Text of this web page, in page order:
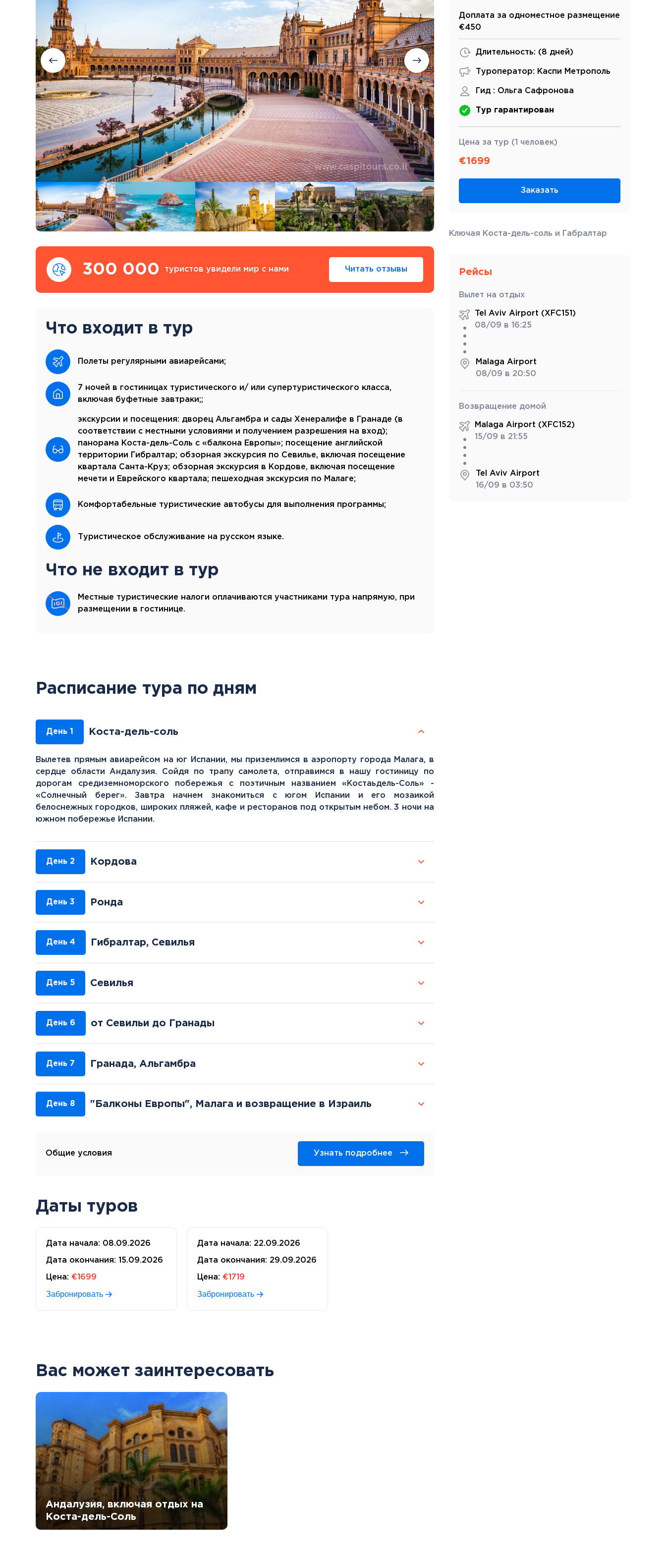
Германия
Грузия
Дания
Ирландия
Исландия
Испания
Смотреть все
Япония
Смотреть все
Болгария
Велинград
Грузия
Боржоми
Израиль
Ирландия
Исландия
Испания
Италия
Канада
Карибы
Кипр
Латвия
Литва
Мадейра
Мальта
Норвегия
Польша
Португалия
Сардиния
Сицилия
Словакия
Тенерифе
Полярный Круг
Северная Америка
Канарские острова
Смотреть все
Арктические круизы
300 000 туристов увидели мир с нами Читать отзывы
Что входит в тур
Полеты регулярными авиарейсами;
7 ночей в гостиницах туристического и/ или супертуристического класса,
включая буфетные завтраки;;
экскурсии и посещения: дворец Альгамбра и сады Хенералифе в Гранаде (в
соответствии с местными условиями и получением разрешения на вход);
панорама Коста-дель-Соль с «балкона Европы»; посещение английской
территории Гибралтар; обзорная экскурсия по Севилье, включая посещение
квартала Санта-Круз; обзорная экскурсия в Кордове, включая посещение
мечети и Еврейского квартала; пешеходная экскурсия по Малаге;
Комфортабельные туристические автобусы для выполнения программы;
Туристическое обслуживание на русском языке.
Что не входит в тур
Местные туристические налоги оплачиваются участниками тура напрямую, при
размещении в гостинице.
Расписание тура по дням
День 1 Коста-дель-соль
Вылетев прямым авиарейсом на юг Испании, мы приземлимся в аэропорту города Малага, в
сердце области Андалузия. Сойдя по трапу самолета, отправимся в нашу гостиницу по
дорогам средиземноморского побережья с поэтичным названием «Костаьдель-Соль» -
«Солнечный берег». Завтра начнем знакомиться с югом Испании и его мозаикой
белоснежных городков, широких пляжей, кафе и ресторанов под открытым небом. 3 ночи на
южном побережье Испании.
День 2 Кордова
День 3 Ронда
День 4 Гибралтар, Севилья
День 5 Севилья
День 6 от Севильи до Гранады
День 7 Гранада, Альгамбра
День 8 "Балконы Европы", Малага и возвращение в Израиль
Общие условия Узнать подробнее
Доплата за одноместное размещение
€450
Длительность: (8 дней)
Туроператор: Каспи Метрополь
Гид : Ольга Сафронова
Тур гарантирован
Цена за тур (1 человек)
€1699
Заказать
Ключая Коста-дель-соль и Габралтар
Рейсы
Вылет на отдых
Tel Aviv Airport (XFC151)
08/09 в 16:25
Malaga Airport
08/09 в 20:50
Возвращение домой
Malaga Airport (XFC152)
15/09 в 21:55
Tel Aviv Airport
16/09 в 03:50
Даты туров
Дата начала: 08.09.2026
Дата окончания: 15.09.2026
Цена: €1699
Забронировать
Дата начала: 22.09.2026
Дата окончания: 29.09.2026
Цена: €1719
Забронировать
Вас может заинтересовать
Андалузия, включая отдых на
Коста-дель-Соль